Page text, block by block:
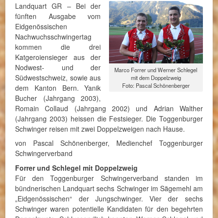
Marco Forrer und Werner Schlegel
mit dem Doppelzweig
Foto: Pascal Schönenberger
Landquart GR – Bei der
fünften Ausgabe vom
Eidgenössischen
Nachwuchsschwingertag
kommen die drei
Katgeroiensieger aus der
Nodwest- und der
Südwestschweiz, sowie aus
dem Kanton Bern. Yanik
Bucher (Jahrgang 2003),
Romain Collaud (Jahrgang 2002) und Adrian Walther
(Jahrgang 2003) heissen die Festsieger. Die Toggenburger
Schwinger reisen mit zwei Doppelzweigen nach Hause.
von Pascal Schönenberger, Medienchef Toggenburger
Schwingerverband
Forrer und Schlegel mit Doppelzweig
Für den Toggenburger Schwingerverband standen im
bündnerischen Landquart sechs Schwinger im Sägemehl am
„Eidgenössischen“ der Jungschwinger. Vier der sechs
Schwinger waren potentielle Kandidaten für den begehrten